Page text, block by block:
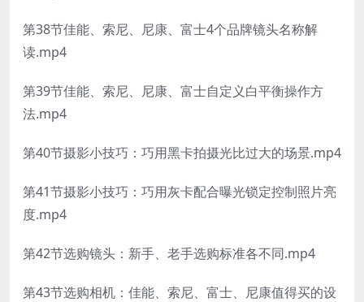
第38节佳能、索尼、尼康、富士4个品牌镜头名称解
读.mp4
第39节佳能、索尼、尼康、富士自定义白平衡操作方
法.mp4
第40节摄影小技巧：巧用黑卡拍摄光比过大的场景.mp4
第41节摄影小技巧：巧用灰卡配合曝光锁定控制照片亮
度.mp4
第42节选购镜头：新手、老手选购标准各不同.mp4
第43节选购相机：佳能、索尼、富士、尼康值得买的设